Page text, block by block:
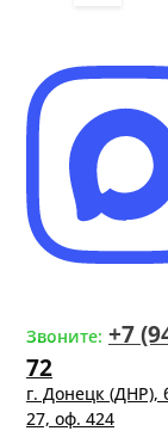
Звоните: +7
72
г. Донецк (ДНР),
27, оф. 424